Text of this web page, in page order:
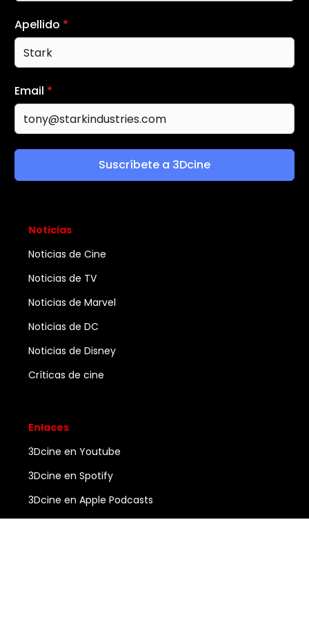
Apellido *
Email *
Suscríbete a 3Dcine
Noticias
Noticias de Cine
Noticias de TV
Noticias de Marvel
Noticias de DC
Noticias de Disney
Críticas de cine
Enlaces
3Dcine en Youtube
3Dcine en Spotify
3Dcine en Apple Podcasts